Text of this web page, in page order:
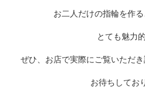
お二人だけの指輪を作
とても魅力
ぜひ、お店で実際にご覧いただき
お待ちしてお